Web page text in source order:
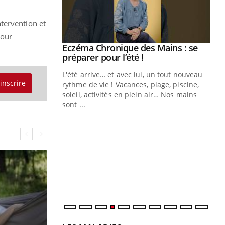
et
de type 2
chez les
les soignants.
Youtube
Eczéma Chronique des Mains : se
préparer pour l’été !Youtube
L'été arrive… et avec lui, un tout nouveau
rythme de vie ! Vacances, plage, piscine,
soleil, activités en plein air… Nos mains
sont ...